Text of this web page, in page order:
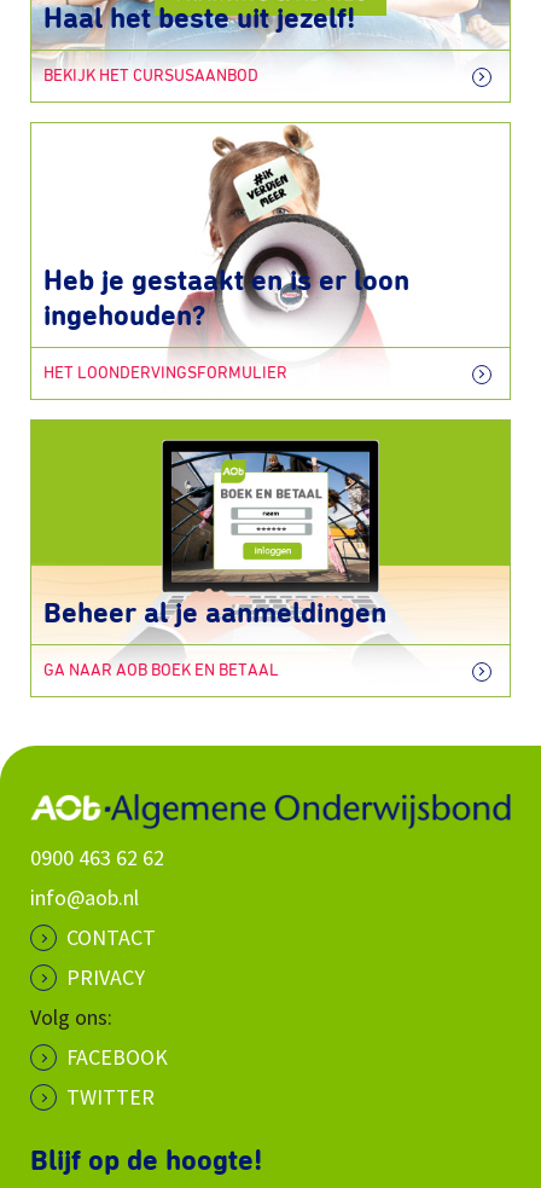
Haal het beste uit jezelf!
BEKIJK HET CURSUSAANBOD
Heb je gestaakt en is er loon
ingehouden?
HET LOONDERVINGSFORMULIER
Beheer al je aanmeldingen
GA NAAR AOB BOEK EN BETAAL
0900 463 62 62
info@aob.nl
CONTACT
PRIVACY
Volg ons:
FACEBOOK
TWITTER
Blijf op de hoogte!